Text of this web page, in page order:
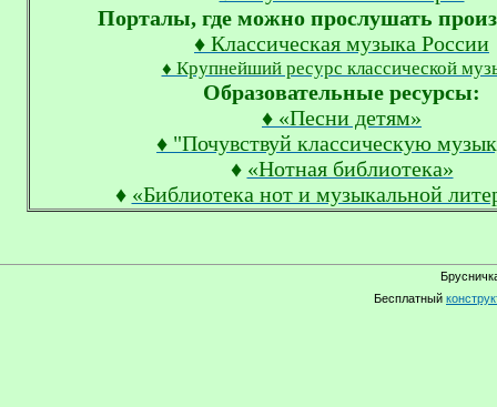
Порталы, где можно прослушать
♦ Классическая музыка России
♦ Крупнейший ресурс классической
Образовательные ресурсы:
♦ «Песни детям»
♦ "Почувствуй классическую
♦ «Нотная библиотека»
♦ «Библиотека нот и музыкальной
Бесплатный